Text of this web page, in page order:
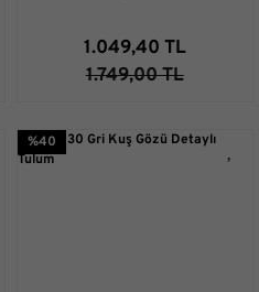
1.049,40 TL
1.749,00 TL
%40